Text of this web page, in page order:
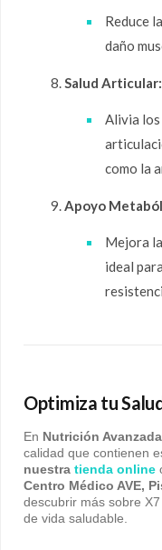
Reduce
daño
Salud Articular:
Alivia los
como la
Apoyo
Mejora
ideal
Optimiza tu
En Nutrición Avanzada
calidad que contienen
nuestra tienda online
Centro Médico AVE,
descubrir más sobre
de vida saludable.